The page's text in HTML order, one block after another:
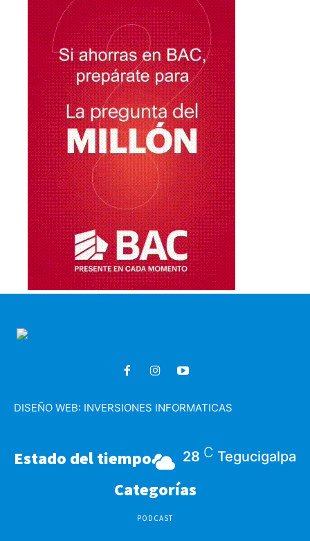
DISEÑO WEB: INVERSIONES INFORMATICAS
Estado del tiempo 28 C Tegucigalpa
Categorías
PODCAST